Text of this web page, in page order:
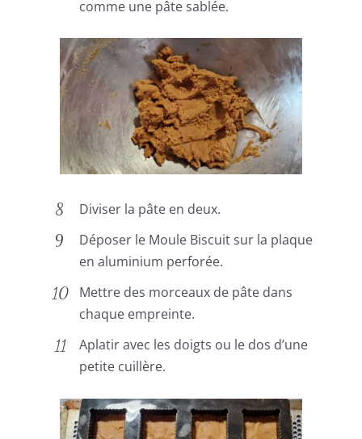
comme une pâte sablée.
Diviser la pâte en deux.
Déposer le Moule Biscuit sur la plaque
en aluminium perforée.
Mettre des morceaux de pâte dans
chaque empreinte.
Aplatir avec les doigts ou le dos d’une
petite cuillère.